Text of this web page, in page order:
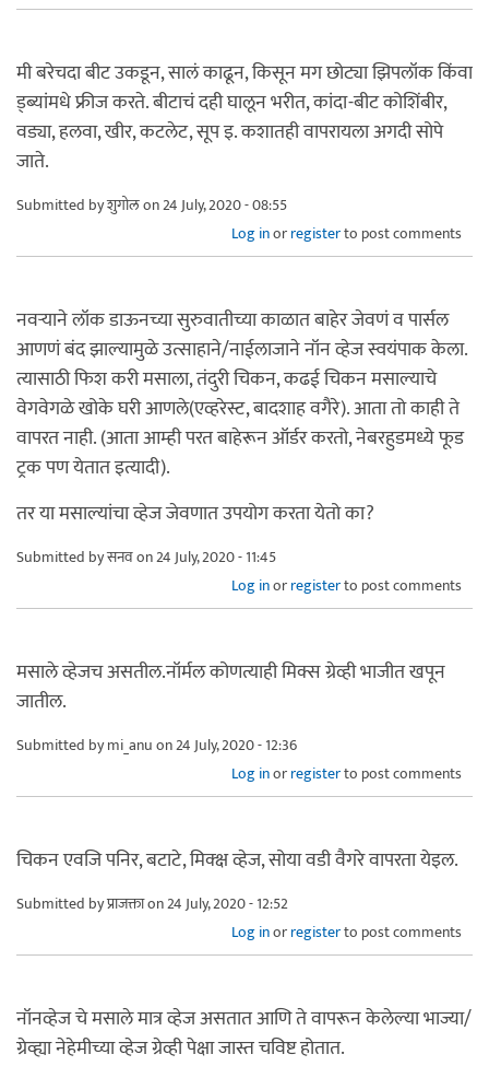
मी बरेचदा बीट उकडून, सालं काढून, किसून मग छोट्या झिपलॉक किंवा
ड्ब्यांमधे फ्रीज करते. बीटाचं दही घालून भरीत, कांदा-बीट कोशिंबीर,
वड्या, हलवा, खीर, कटलेट, सूप इ. कशातही वापरायला अगदी सोपे
जाते.
Submitted byशुगोलon 24 July, 2020 - 08:55
Log inorregisterto post comments
नवऱ्याने लॉक डाऊनच्या सुरुवातीच्या काळात बाहेर जेवणं व पार्सल
आणणं बंद झाल्यामुळे उत्साहाने/नाईलाजाने नॉन व्हेज स्वयंपाक केला.
त्यासाठी फिश करी मसाला, तंदुरी चिकन, कढई चिकन मसाल्याचे
वेगवेगळे खोके घरी आणले(एव्हरेस्ट, बादशाह वगैरे). आता तो काही ते
वापरत नाही. (आता आम्ही परत बाहेरून ऑर्डर करतो, नेबरहुडमध्ये फूड
ट्रक पण येतात इत्यादी).
तर या मसाल्यांचा व्हेज जेवणात उपयोग करता येतो का?
Submitted byसनवon 24 July, 2020 - 11:45
Log inorregisterto post comments
मसाले व्हेजच असतील.नॉर्मल कोणत्याही मिक्स ग्रेव्ही भाजीत खपून
जातील.
Submitted bymi_anuon 24 July, 2020 - 12:36
Log inorregisterto post comments
चिकन एवजि पनिर, बटाटे, मिक्क्ष व्हेज, सोया वडी वैगरे वापरता येइल.
Submitted byप्राजक्ताon 24 July, 2020 - 12:52
Log inorregisterto post comments
नॉनव्हेज चे मसाले मात्र व्हेज असतात आणि ते वापरून केलेल्या भाज्या/
ग्रेव्ह्या नेहेमीच्या व्हेज ग्रेव्ही पेक्षा जास्त चविष्ट होतात.